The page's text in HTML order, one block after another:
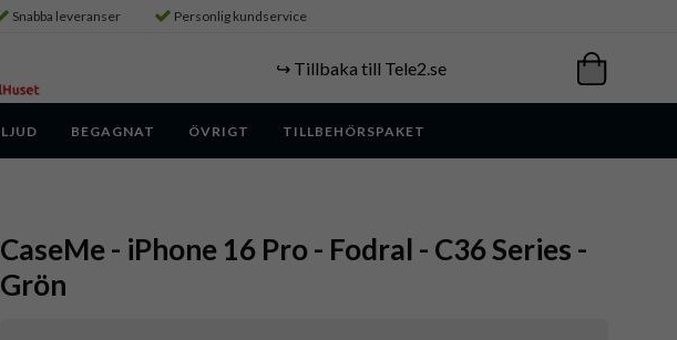
Snabba leveranser Personlig kundservice
↪️ Tillbaka till Tele2.se
LJUD BEGAGNAT ÖVRIGT TILLBEHÖRSPAKET
CaseMe - iPhone 16 Pro - Fodral - C36 Series -
Grön